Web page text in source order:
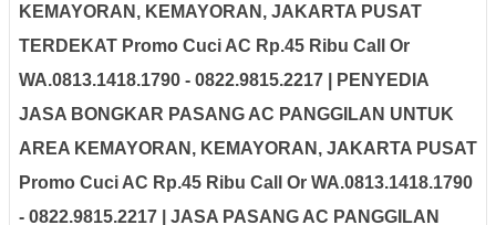
KEMAYORAN, KEMAYORAN, JAKARTA PUSAT
TERDEKAT Promo Cuci AC Rp.45 Ribu Call Or
WA.0813.1418.1790 - 0822.9815.2217 | PENYEDIA
JASA BONGKAR PASANG AC PANGGILAN UNTUK
AREA KEMAYORAN, KEMAYORAN, JAKARTA PUSAT
Promo Cuci AC Rp.45 Ribu Call Or WA.0813.1418.1790
- 0822.9815.2217 | JASA PASANG AC PANGGILAN